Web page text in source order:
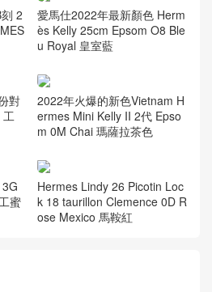
2
愛馬仕2022年最新顏色 Herm
ès Kelly 25cm Epsom O8 Ble
u Royal 皇室藍
對
2022年火爆的新色Vietnam H
ermes Mini Kelly II 2代 Epso
m 0M Chai 瑪薩拉茶色
蜜
Hermes Lindy 26 Picotin Loc
k 18 taurillon Clemence 0D R
ose Mexico 馬鞍紅